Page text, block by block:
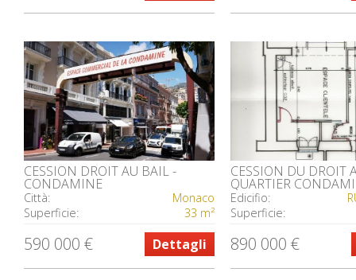
CESSION DROIT AU BAIL -
CONDAMINE
Città:
Monaco
Superficie:
33 m²
590 000 € Dettagli
CESSION DU DROIT
QUARTIER
GRIMALDI
Edicifio:
Superficie:
890 000 €